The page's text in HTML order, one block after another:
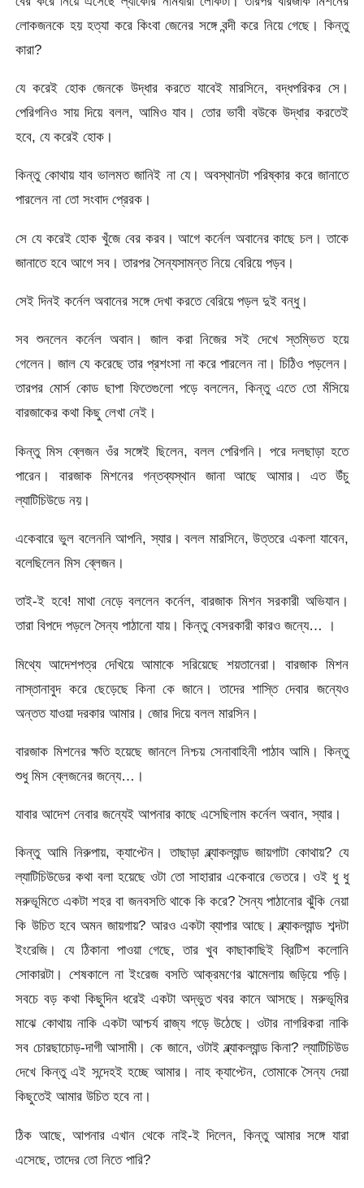
লোকজনকে হয় হত্যা করে কিংবা জেনের সঙ্গে বন্দী করে নিয়ে গেছে। কিন্তু
কারা?
যে করেই হোক জেনকে উদ্ধার করতে যাবেই মারসিনে, বদ্ধপরিকর সে।
পেরিগনিও সায় দিয়ে বলল, আমিও যাব। তোর ভাবী বউকে উদ্ধার করতেই
হবে, যে করেই হোক।
কিন্তু কোথায় যাব ভালমত জানিই না যে। অবস্থানটা পরিষ্কার করে জানাতে
পারলেন না তো সংবাদ প্রেরক।
সে যে করেই হোক খুঁজে বের করব। আগে কর্নেল অবানের কাছে চল। তাকে
জানাতে হবে আগে সব। তারপর সৈন্যসামন্ত নিয়ে বেরিয়ে পড়ব।
সেই দিনই কর্নেল অবানের সঙ্গে দেখা করতে বেরিয়ে পড়ল দুই বন্ধু।
সব শুনলেন কর্নেল অবান। জাল করা নিজের সই দেখে স্তম্ভিত হয়ে
গেলেন। জাল যে করেছে তার প্রশংসা না করে পারলেন না। চিঠিও পড়লেন।
তারপর মোর্স কোড ছাপা ফিতেগুলো পড়ে বললেন, কিন্তু এতে তো মঁসিয়ে
বারজাকের কথা কিছু লেখা নেই।
কিন্তু মিস ব্লেজন ওঁর সঙ্গেই ছিলেন, বলল পেরিগনি। পরে দলছাড়া হতে
পারেন। বারজাক মিশনের গন্তব্যস্থান জানা আছে আমার। এত উঁচু
ল্যাটিচিউডে নয়।
একেবারে ভুল বলেননি আপনি, স্যার। বলল মারসিনে, উত্তরে একলা যাবেন,
বলেছিলেন মিস ব্লেজন।
তাই-ই হবে! মাথা নেড়ে বললেন কর্নেল, বারজাক মিশন সরকারী অভিযান।
তারা বিপদে পড়লে সৈন্য পাঠানো যায়। কিন্তু বেসরকারী কারও জন্যে… ।
মিথ্যে আদেশপত্র দেখিয়ে আমাকে সরিয়েছে শয়তানেরা। বারজাক মিশন
নাস্তানাবুদ করে ছেড়েছে কিনা কে জানে। তাদের শাস্তি দেবার জন্যেও
অন্তত যাওয়া দরকার আমার। জোর দিয়ে বলল মারসিন।
বারজাক মিশনের ক্ষতি হয়েছে জানলে নিশ্চয় সেনাবাহিনী পাঠাব আমি। কিন্তু
শুধু মিস ব্লেজনের জন্যে…।
যাবার আদেশ নেবার জন্যেই আপনার কাছে এসেছিলাম কর্নেল অবান, স্যার।
কিন্তু আমি নিরুপায়, ক্যাপ্টেন। তাছাড়া ব্ল্যাকল্যান্ড জায়গাটা কোথায়? যে
ল্যাটিচিউডের কথা বলা হয়েছে ওটা তো সাহারার একেবারে ভেতরে। ওই ধু ধু
মরুভূমিতে একটা শহর বা জনবসতি থাকে কি করে? সৈন্য পাঠানোর ঝুঁকি নেয়া
কি উচিত হবে অমন জায়গায়? আরও একটা ব্যাপার আছে। ব্ল্যাকল্যান্ড শব্দটা
ইংরেজি। যে ঠিকানা পাওয়া গেছে, তার খুব কাছাকাছিই ব্রিটিশ কলোনি
সোকারটা। শেষকালে না ইংরেজ বসতি আক্রমণের ঝামেলায় জড়িয়ে পড়ি।
সবচে বড় কথা কিছুদিন ধরেই একটা অদ্ভুত খবর কানে আসছে। মরুভূমির
মাঝে কোথায় নাকি একটা আশ্চর্য রাজ্য গড়ে উঠেছে। ওটার নাগরিকরা নাকি
সব চোরছাচোড়-দাগী আসামী। কে জানে, ওটাই ব্ল্যাকল্যান্ড কিনা? ল্যাটিচিউড
দেখে কিন্তু এই সন্দেহই হচ্ছে আমার। নাহ ক্যাপ্টেন, তোমাকে সৈন্য দেয়া
কিছুতেই আমার উচিত হবে না।
ঠিক আছে, আপনার এখান থেকে নাই-ই দিলেন, কিন্তু আমার সঙ্গে যারা
এসেছে, তাদের তো নিতে পারি?